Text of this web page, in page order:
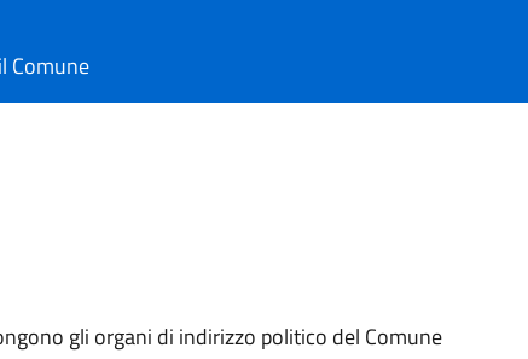
Comune
gli organi di indirizzo politico del Comune